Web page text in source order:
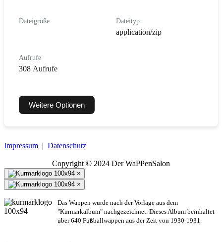
Dateigröße Dateityp
application/zip
Aufrufe
308 Aufrufe
Weitere Optionen
Impressum | Datenschutz
Copyright © 2024 Der WaPPenSalon
×
×
Das Wappen wurde nach der Vorlage aus dem
"Kurmarkalbum" nachgezeichnet. Dieses Album beinhaltet
über 640 Fußballwappen aus der Zeit von 1930-1931.